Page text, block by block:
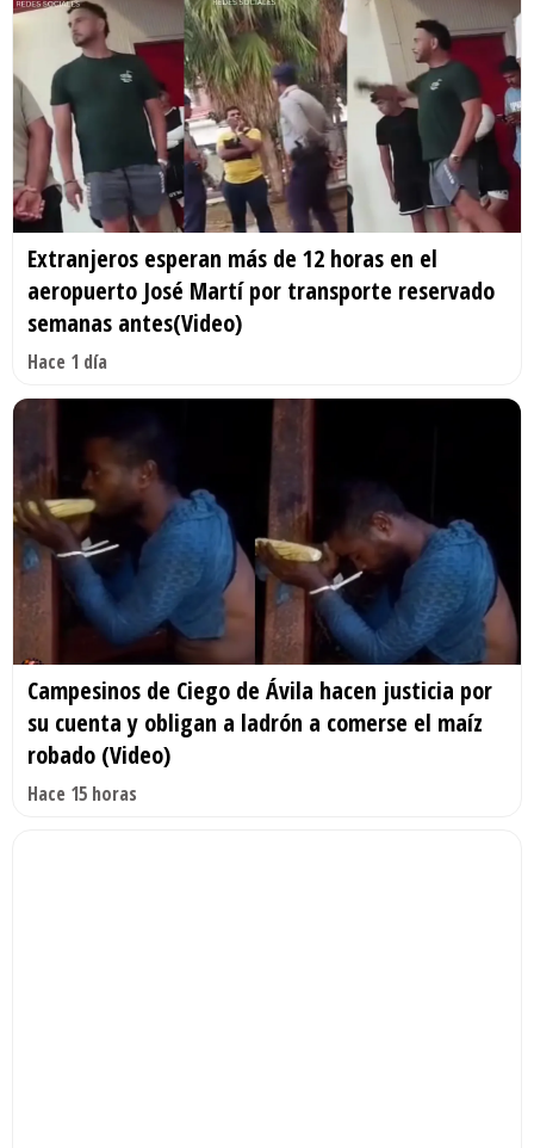
Extranjeros esperan más de 12 horas en el
aeropuerto José Martí por transporte reservado
semanas antes(Video)
Hace 1 día
Campesinos de Ciego de Ávila hacen justicia por
su cuenta y obligan a ladrón a comerse el maíz
robado (Video)
Hace 15 horas